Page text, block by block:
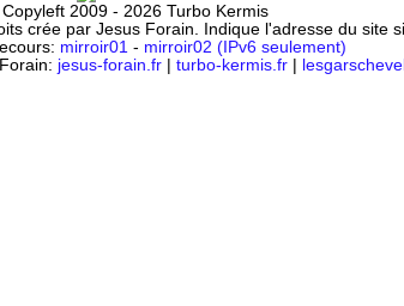
Copyleft 2009 - 2026 Turbo Kermis
crée par Jesus Forain. Indique l'adresse du site
mirroir01 - mirroir02 (IPv6 seulement)
jesus-forain.fr| turbo-kermis.fr|